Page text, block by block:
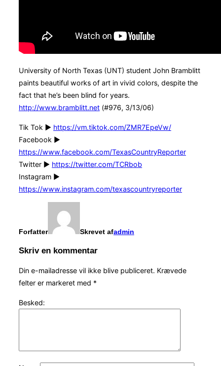
University of North Texas (UNT) student John Bramblitt
paints beautiful works of art in vivid colors, despite the
fact that he’s been blind for years.
http://www.bramblitt.net (#976, 3/13/06)
Tik Tok ► https://vm.tiktok.com/ZMR7EpeVw/
Facebook ►
https://www.facebook.com/TexasCountryReporter
Twitter ► https://twitter.com/TCRbob
Instagram ►
https://www.instagram.com/texascountryreporter
Forfatter Skrevet afadmin
Skriv en kommentar
Din e-mailadresse vil ikke blive publiceret. Krævede
felter er markeret med *
Besked: